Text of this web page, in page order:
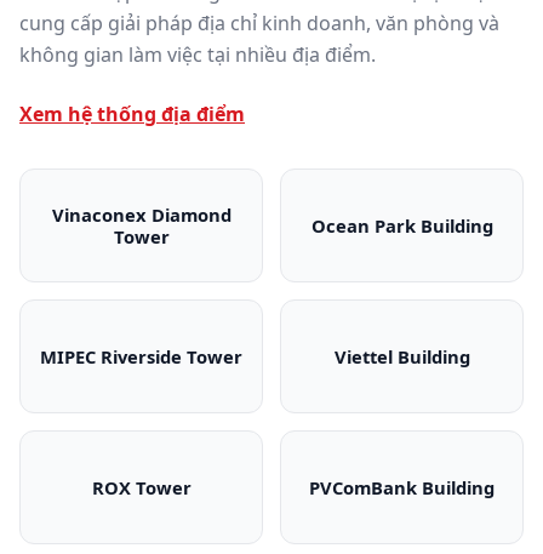
cung cấp giải pháp địa chỉ kinh doanh, văn phòng và
không gian làm việc tại nhiều địa điểm.
Xem hệ thống địa điểm
Vinaconex Diamond
TowerVinaconex Diamond Tower
Ocean Park Building
Ocean Park
MIPEC Riverside Tower
MIPEC Riverside Tower
Viettel Building
Viettel Building
ROX Tower
ROX Tower
PVComBank Building
PVComBank